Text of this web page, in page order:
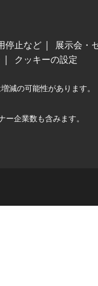
停止など 展示会・
クッキーの設定
減の可能性があります。
企業数も含みます。